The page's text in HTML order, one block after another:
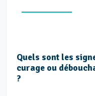
Quels sont les
curage ou
?